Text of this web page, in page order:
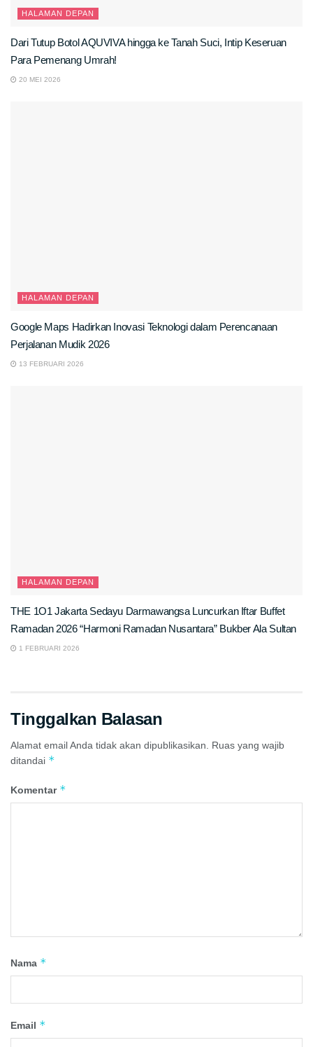
HALAMAN DEPAN
Dari Tutup Botol AQUVIVA hingga ke Tanah Suci, Intip Keseruan
Para Pemenang Umrah!
20 MEI 2026
HALAMAN DEPAN
Google Maps Hadirkan Inovasi Teknologi dalam Perencanaan
Perjalanan Mudik 2026
13 FEBRUARI 2026
HALAMAN DEPAN
THE 1O1 Jakarta Sedayu Darmawangsa Luncurkan Iftar Buffet
Ramadan 2026 “Harmoni Ramadan Nusantara” Bukber Ala Sultan
1 FEBRUARI 2026
Tinggalkan Balasan
Alamat email Anda tidak akan dipublikasikan.
Ruas yang wajib
ditandai *
Komentar *
Nama *
Email *